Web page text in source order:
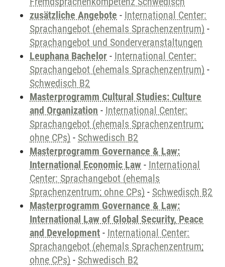
zusätzliche Angebote - International Center:
Sprachangebot (ehemals Sprachenzentrum) -
Sprachangebot und Sonderveranstaltungen
Leuphana Bachelor - International Center:
Sprachangebot (ehemals Sprachenzentrum) -
Schwedisch B2
Masterprogramm Cultural Studies: Culture
and Organization - International Center:
Sprachangebot (ehemals Sprachenzentrum;
ohne CPs) - Schwedisch B2
Masterprogramm Governance & Law:
International Economic Law - International
Center: Sprachangebot (ehemals
Sprachenzentrum; ohne CPs) - Schwedisch B2
Masterprogramm Governance & Law:
International Law of Global Security, Peace
and Development - International Center:
Sprachangebot (ehemals Sprachenzentrum;
ohne CPs) - Schwedisch B2